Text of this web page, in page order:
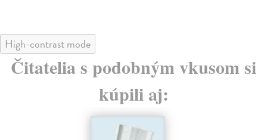
High-contrast mode
Čitatelia s podobným vkusom si
kúpili aj: